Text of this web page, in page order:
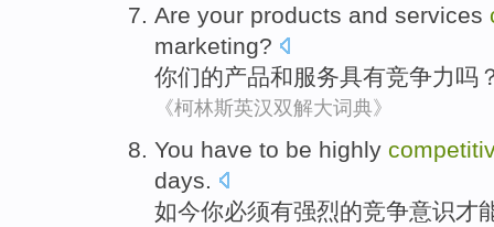
Are your products and services
marketing?
你们的产品和服务具有竞争力吗
《柯林斯英汉双解大词典》
You have to be highly
days
如今你必须有强烈的竞争意识才